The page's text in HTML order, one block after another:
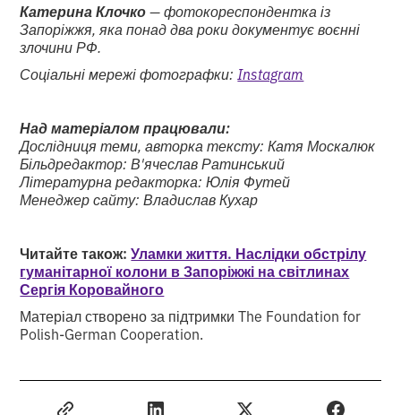
Катерина Клочко— фотокореспондентка із
Запоріжжя, яка понад два роки документує воєнні
злочини РФ.
Соціальні мережі фотографки: Instagram
Над матеріалом працювали:
Дослідниця теми, авторка тексту: Катя Москалюк
Більдредактор: В'ячеслав Ратинський
Літературна редакторка: Юлія Футей
Менеджер сайту: Владислав Кухар
Читайте також:Уламки життя. Наслідки обстрілу
гуманітарної колони в Запоріжжі на світлинах
Сергія Коровайного
Матеріал створено за підтримки The Foundation for
Polish-German Cooperation.